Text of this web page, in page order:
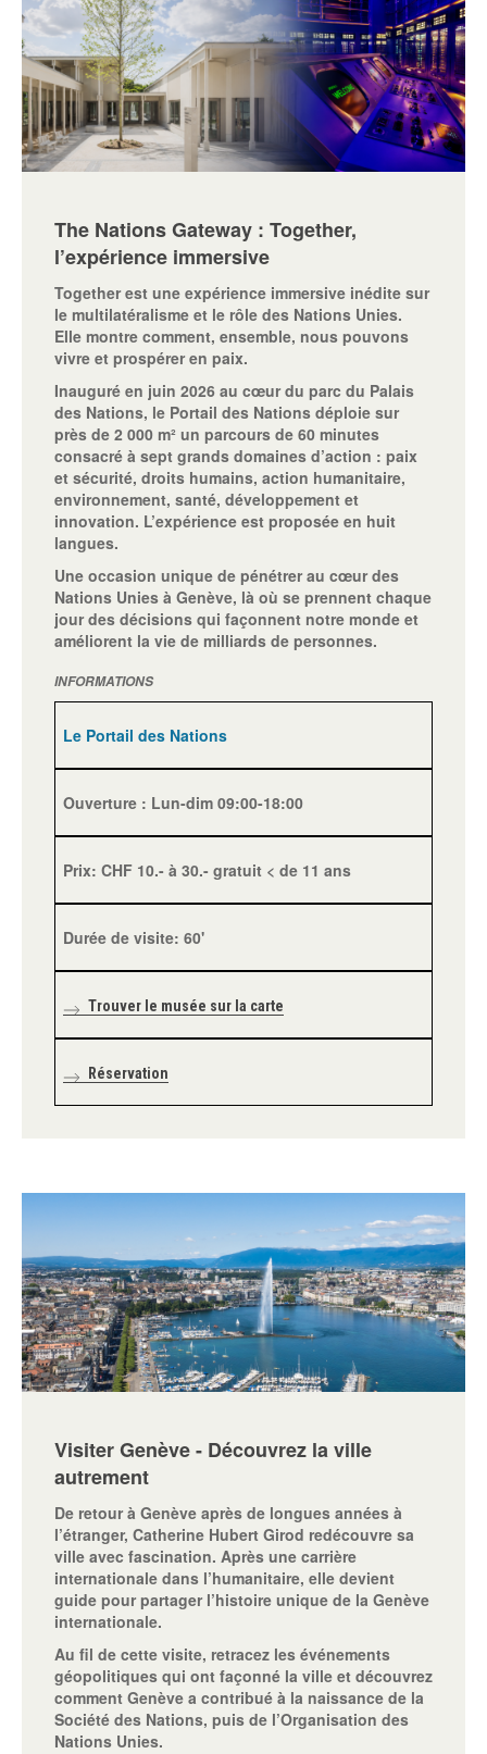
The Nations Gateway : Together,
l’expérience immersive
Together est une expérience immersive inédite sur
le multilatéralisme et le rôle des Nations Unies.
Elle montre comment, ensemble, nous pouvons
vivre et prospérer en paix.
Inauguré en juin 2026 au cœur du parc du Palais
des Nations, le Portail des Nations déploie sur
près de 2 000 m² un parcours de 60 minutes
consacré à sept grands domaines d’action : paix
et sécurité, droits humains, action humanitaire,
environnement, santé, développement et
innovation. L’expérience est proposée en huit
langues.
Une occasion unique de pénétrer au cœur des
Nations Unies à Genève, là où se prennent chaque
jour des décisions qui façonnent notre monde et
améliorent la vie de milliards de personnes.
INFORMATIONS
Le Portail des Nations
Ouverture : Lun-dim 09:00-18:00
Prix: CHF 10.- à 30.- gratuit < de 11 ans
Durée de visite: 60'
Trouver le musée sur la carte
Réservation
Visiter Genève - Découvrez la ville
autrement
De retour à Genève après de longues années à
l’étranger, Catherine Hubert Girod redécouvre sa
ville avec fascination. Après une carrière
internationale dans l’humanitaire, elle devient
guide pour partager l’histoire unique de la Genève
internationale.
Au fil de cette visite, retracez les événements
géopolitiques qui ont façonné la ville et découvrez
comment Genève a contribué à la naissance de la
Société des Nations, puis de l’Organisation des
Nations Unies.